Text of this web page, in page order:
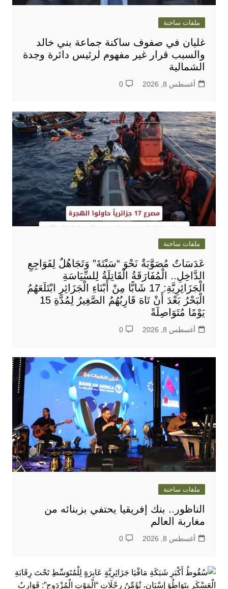
ملفات ساخنة
غليان في صفوف ساكنة جماعة بني خالد
والسبب قرار غير مفهوم لرئيس دائرة وجدة
الشمالية
أغسطس 8, 2026 0
ملفات ساخنة
عَدَسَاتٌ مُصَوَّبَةٌ نَحْوَ “سَبْتَةَ” وَتَجَاهُلٌ لِفَوَاجِعِ
الدَّاخِلِ.. الْمُفَارَقَةُ الْقَاتِلَةُ لِلسِّيَاسَةِ
الْجَزَائِرِيَّةِ: 17 شَابًّا مِنْ أَبْنَاءِ الْجَزَائِرِ ابْتَلَعَهُمُ
الْبَحْرُ بَعْدَ أَنْ تَاهَ قَارِبُهُمُ الصَّغِيرُ لِمُدَّةِ 15
يَوْمًا مُتَوَاصِلَةً
أغسطس 8, 2026 0
ملفات ساخنة
الناظور.. بنك إفريقيا يحتفي بزبنائه من
مغاربة العالم
أغسطس 8, 2026 0